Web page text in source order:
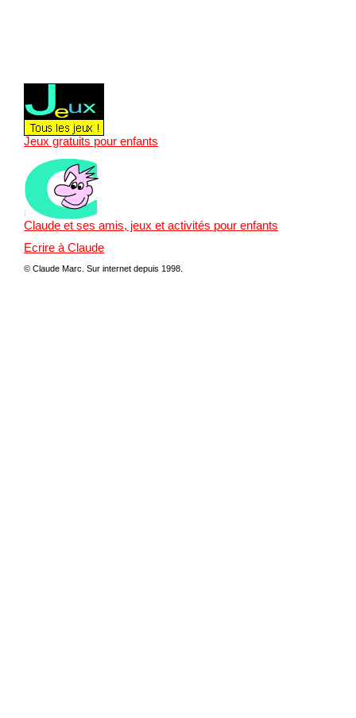
Jeux gratuits pour enfants
Claude et ses amis, jeux et activités pour enfants
Ecrire à Claude
© Claude Marc. Sur internet depuis 1998.